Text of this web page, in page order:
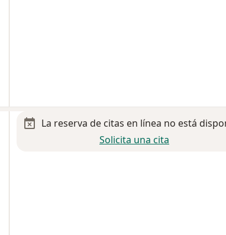
La reserva de citas en línea no está
Solicita una cita